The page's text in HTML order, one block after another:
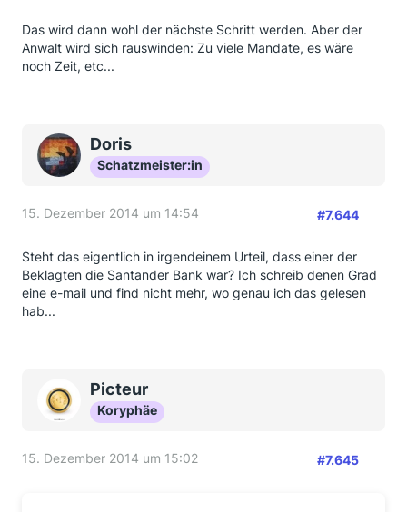
Das wird dann wohl der nächste Schritt werden. Aber der
Anwalt wird sich rauswinden: Zu viele Mandate, es wäre
noch Zeit, etc...
Doris
Schatzmeister:in
15. Dezember 2014 um 14:54 #7.644
Steht das eigentlich in irgendeinem Urteil, dass einer der
Beklagten die Santander Bank war? Ich schreib denen Grad
eine e-mail und find nicht mehr, wo genau ich das gelesen
hab...
Picteur
Koryphäe
15. Dezember 2014 um 15:02 #7.645